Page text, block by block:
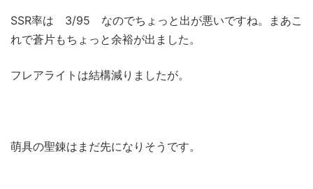
SSR率は 3/95 なのでちょっと出が悪いですね。まあこ
れで蒼片もちょっと余裕が出ました。
フレアライトは結構減りましたが。
萌具の聖錬はまだ先になりそうです。